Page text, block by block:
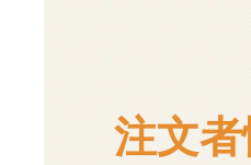
注文